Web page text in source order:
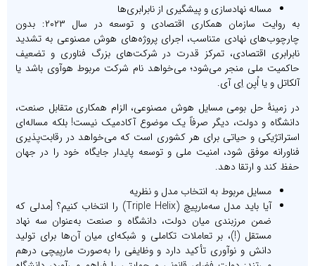
مساله نهادسازی و پیشگیری از نابرابری‌ها
به روایت سازمان همکاری اقتصادی و توسعه در سال ۲۰۲۳: بدون
چارچوب‌های نهادی متناسب، اجرای پروژه‌های هوش مصنوعی به تشدید
نابرابری‌ اقتصادی، تمرکز قدرت در شرکت‌های بزرگ فناوری و تضعیف
حاکمیت ملی منجر می‌شود؛ می‌خواهد نام شرکت مربوط هوآوی باشد یا
آلکاتل و یا اُپن اِی آی.
در زمینۀ حل بومی‌ مسایل هوش مصنوعی، الزام همکاری متقابل صنعت،
دانشگاه و دولت، دیگر صرفاً یک موضوع آکادمیک نیست! بلکه مساله‌ای
استراتژیکی و حیاتی برای هر کشوری است که می‌خواهد در رقابت‌پذیری
فناورانه موفق شود، امنیت ملی و توسعه پایدار جایگاه خود را در جهان
حفظ کند و ارتقا دهد.
مسایل مربوط به انتخاب مدل و نظریه
آیا باید مدل سه‌مارپیچ (Triple Helix) را انتخاب کنیم؟ [مدلی که
ضمن مرزبندی میان دولت، دانشگاه و صنعت به‌عنوان سه نهاد
مستقل (!)، بر تعاملات تکاملی و شبکه‌ای میان آن‌ها برای تولید
دانش و نوآوری تأکید دارد و وظایفی را به‌صورت مارپیچی درهم